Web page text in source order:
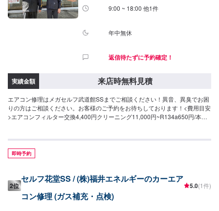
9:00 ~ 18:00 他1件
年中無休
返信待たずに予約確定！
実績金額 来店時無料見積
エアコン修理はメガセルフ武道館SSまでご相談ください！異音、異臭でお困
りの方はご相談ください。お客様のご予約をお待ちしております！<費用目安
>エアコンフィルター交換4,400円クリーニング11,000円~R134a650円/本
即時予約
2位
セルフ花堂SS / (株)福井エネルギーのカーエア
コン修理 (ガス補充・点検)
5.0(1件)